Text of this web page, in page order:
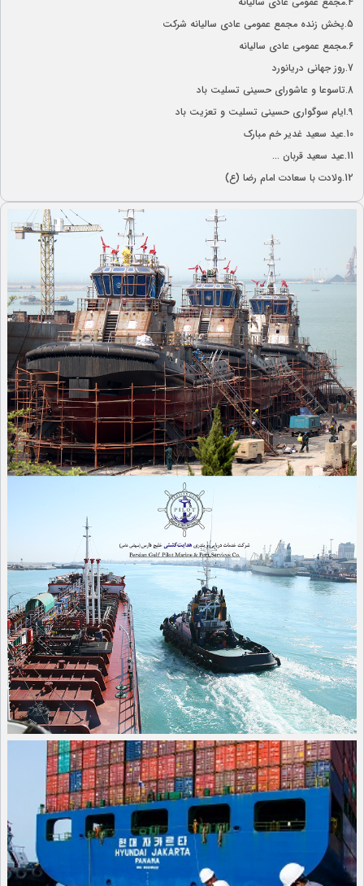
5. پخش زنده مجمع عمومی عادی سالیانه شرکت
6.مجمع عمومی عادی سالیانه
7. روز جهانی دریانورد
8. تاسوعا و عاشورای حسینی تسلیت باد
9. ایام سوگواری حسینی تسلیت و تعزیت باد
10. عید سعید غدیر خم مبارک
11. عید سعید قربان ...
12. ولادت با سعادت امام رضا (ع)